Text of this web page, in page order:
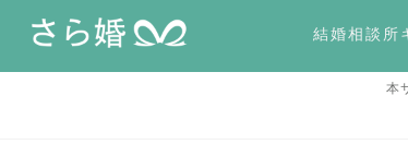
結婚相談所
本